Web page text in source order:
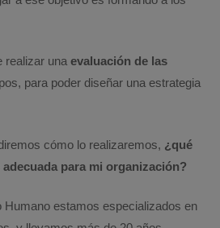
realizar una evaluación de las
para poder diseñar una estrategia
cómo lo realizaremos, ¿qué
para mi organización?
Humano estamos especializados en